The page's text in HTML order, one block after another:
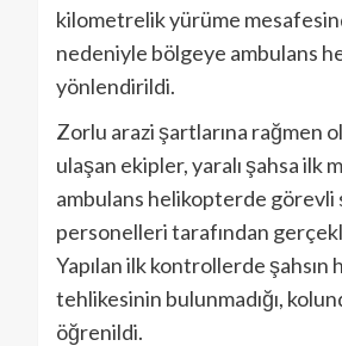
kilometrelik yürüme
nedeniyle bölgeye ambulans
yönlendirildi.
Zorlu arazi şartlarına rağmen
ulaşan ekipler, yaralı şahsa ilk
ambulans helikopterde görevli
personelleri tarafından
Yapılan ilk kontrollerde şahsın
tehlikesinin bulunmadığı,
öğrenildi.